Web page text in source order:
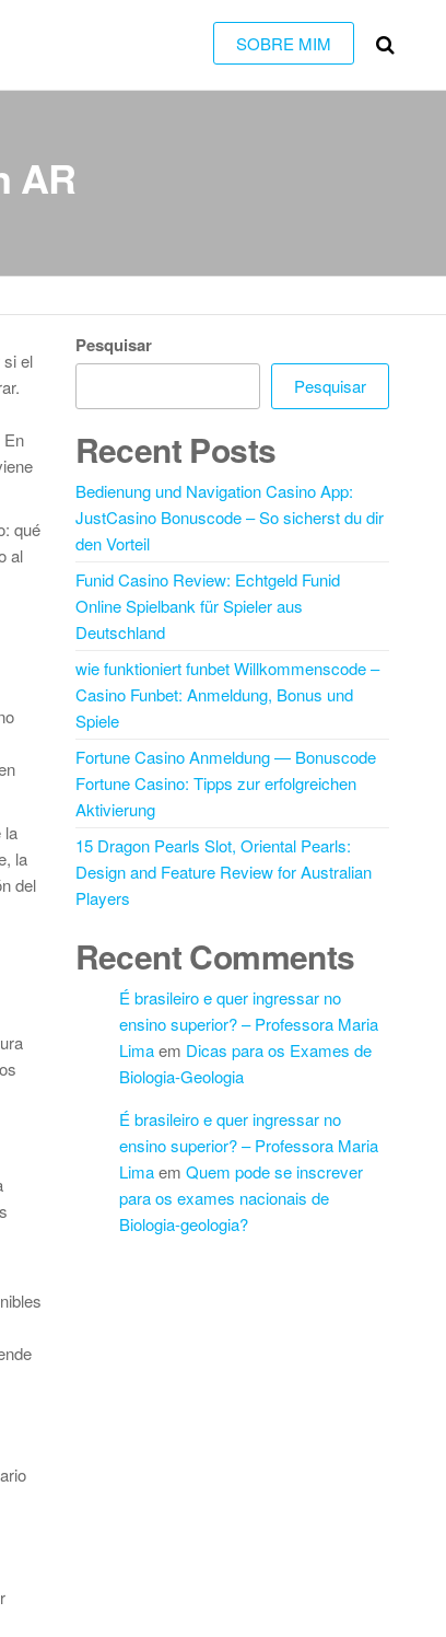
SOBRE MIM
AR
si el
En
qué
al
la
la
del
Pesquisar
Pesquisar
Recent Posts
Bedienung und Navigation Casino App:
JustCasino Bonuscode – So sicherst du dir
den Vorteil
Funid Casino Review: Echtgeld Funid
Online Spielbank für Spieler aus
Deutschland
wie funktioniert funbet Willkommenscode –
Casino Funbet: Anmeldung, Bonus und
Spiele
Fortune Casino Anmeldung — Bonuscode
Fortune Casino: Tipps zur erfolgreichen
Aktivierung
15 Dragon Pearls Slot, Oriental Pearls:
Design and Feature Review for Australian
Players
Recent Comments
É brasileiro e quer ingressar no
ensino superior? – Professora Maria
Limaem Dicas para os Exames de
Biologia-Geologia
É brasileiro e quer ingressar no
ensino superior? – Professora Maria
Limaem Quem pode se inscrever
para os exames nacionais de
Biologia-geologia?